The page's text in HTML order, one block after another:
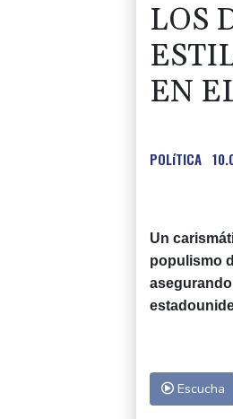
LOS
EN
POLíTICA
Un
populismo
Escucha